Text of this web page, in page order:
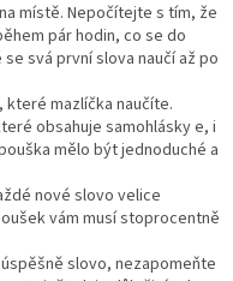
místě. Nepočítejte s tím, že
pár hodin, co se do
svá první slova naučí až po
mazlíčka naučíte.
obsahuje samohlásky e, i
mělo být jednoduché a
nové slovo velice
vám musí stoprocentně
slovo, nezapomeňte